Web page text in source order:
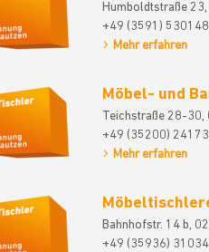
Humboldtstraße
+49 (3591) 530148
Mehr erfahren
Möbel- und
Teichstraße 28-
+49 (35200) 24173
Mehr erfahren
Bahnhofstr. 14 b,
+49 (35936) 31034